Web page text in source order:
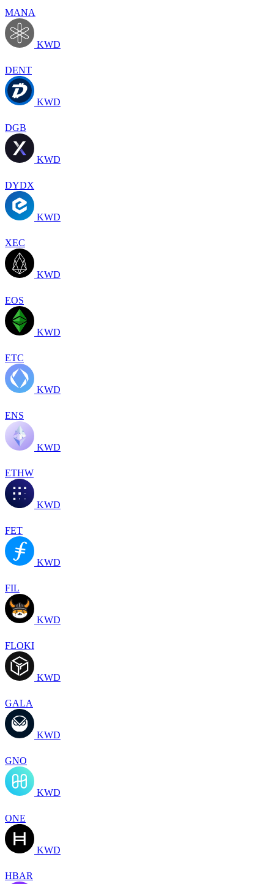
MANA
KWD
DENT
KWD
DGB
KWD
DYDX
KWD
XEC
KWD
EOS
KWD
ETC
KWD
ENS
KWD
ETHW
KWD
FET
KWD
FIL
KWD
FLOKI
KWD
GALA
KWD
GNO
KWD
ONE
KWD
HBAR